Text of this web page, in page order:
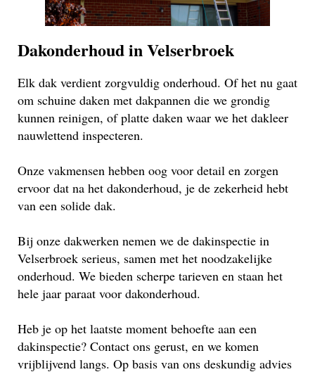
Dakonderhoud in Velserbroek
Elk dak verdient zorgvuldig onderhoud. Of het nu gaat
om schuine daken met dakpannen die we grondig
kunnen reinigen, of platte daken waar we het dakleer
nauwlettend inspecteren.
Onze vakmensen hebben oog voor detail en zorgen
ervoor dat na het dakonderhoud, je de zekerheid hebt
van een solide dak.
Bij onze dakwerken nemen we de dakinspectie in
Velserbroek serieus, samen met het noodzakelijke
onderhoud. We bieden scherpe tarieven en staan het
hele jaar paraat voor dakonderhoud.
Heb je op het laatste moment behoefte aan een
dakinspectie? Contact ons gerust, en we komen
vrijblijvend langs. Op basis van ons deskundig advies